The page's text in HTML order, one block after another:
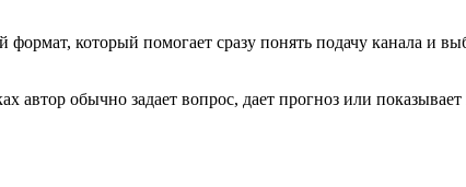
который помогает сразу понять подачу канала и
обычно задает вопрос, дает прогноз или показывает